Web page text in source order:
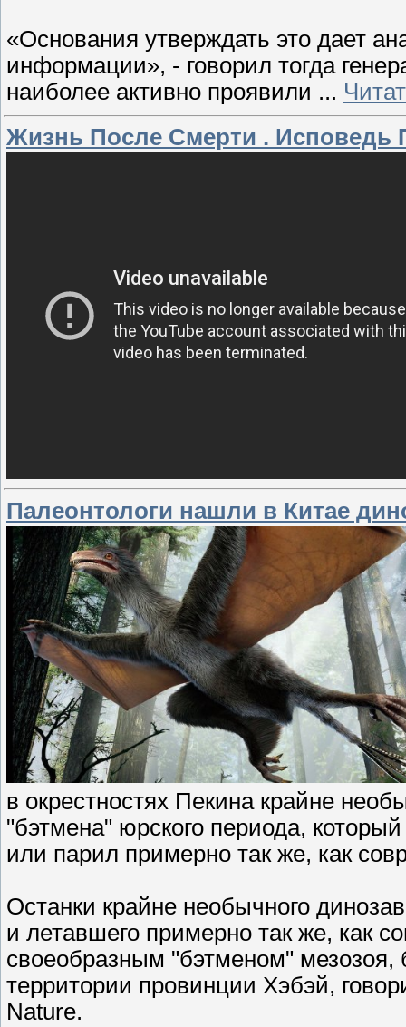
«Основания утверждать это дает
информации», - говорил тогда
наиболее активно проявили ...
Жизнь После Смерти . Исповедь
Палеонтологи нашли в Китае
в окрестностях Пекина крайне
"бэтмена" юрского периода,
или парил примерно так же, как
Останки крайне необычного
и летавшего примерно так же, как
своеобразным "бэтменом"
территории провинции Хэбэй,
Nature.